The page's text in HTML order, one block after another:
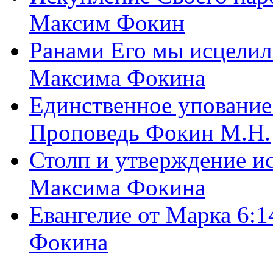
Максим Фокин
Ранами Его мы
Максима Фокина
Единственное
Проповедь Фокин М.Н.
Столп и утверждение
Максима Фокина
Евангелие от Марка
Фокина